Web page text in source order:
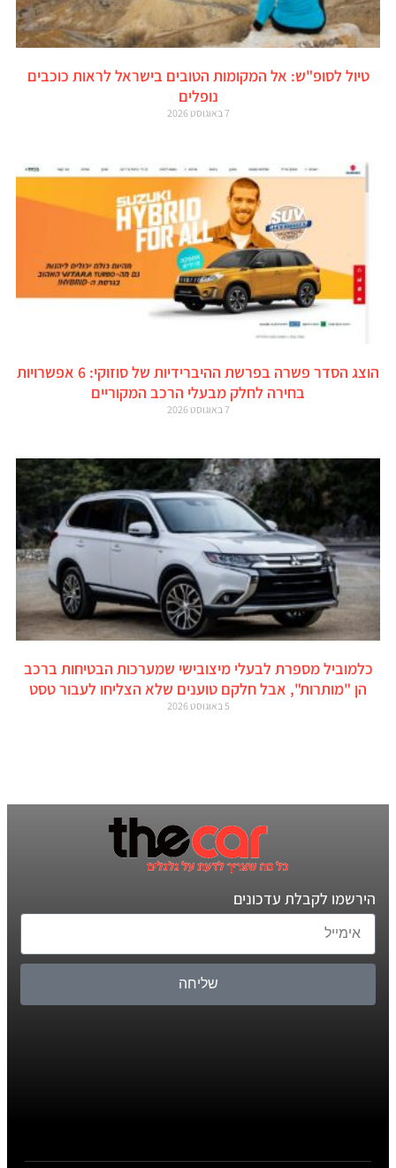
טיול לסופ"ש: אל המקומות הטובים בישראל לראות כוכבים
נופלים
7 באוגוסט 2026
הוצג הסדר פשרה בפרשת ההיברידיות של סוזוקי: 6 אפשרויות
בחירה לחלק מבעלי הרכב המקוריים
7 באוגוסט 2026
כלמוביל מספרת לבעלי מיצובישי שמערכות הבטיחות ברכב
הן "מותרות", אבל חלקם טוענים שלא הצליחו לעבור טסט
5 באוגוסט 2026
הירשמו לקבלת עדכונים
שליחה